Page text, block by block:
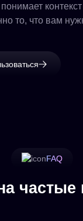
то, что вам
FAQ